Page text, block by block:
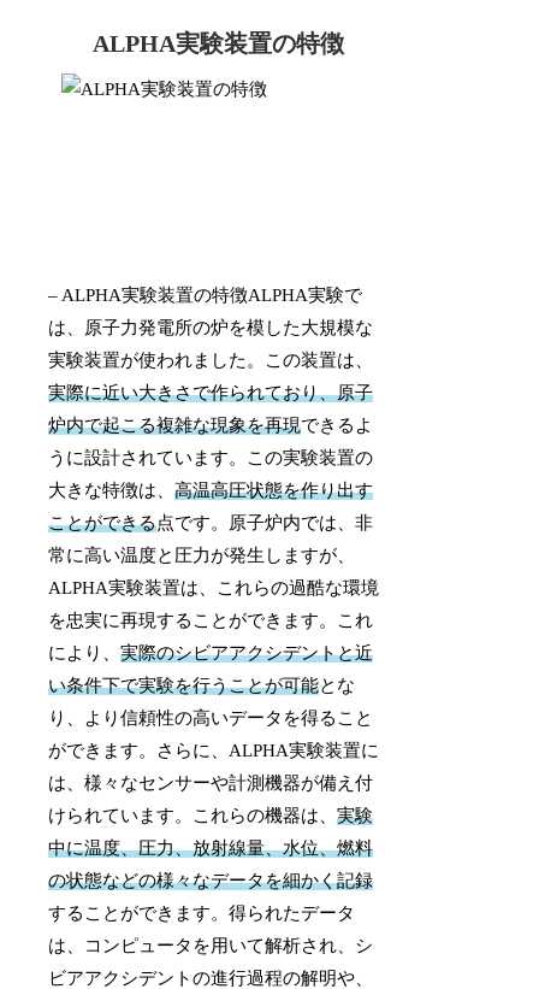
ALPHA実験装置の特徴
– ALPHA実験装置の特徴ALPHA実験で
は、原子力発電所の炉を模した大規模な
実験装置が使われました。この装置は、
実際に近い大きさで作られており、原子
炉内で起こる複雑な現象を再現できるよ
うに設計されています。この実験装置の
大きな特徴は、高温高圧状態を作り出す
ことができる点です。原子炉内では、非
常に高い温度と圧力が発生しますが、
ALPHA実験装置は、これらの過酷な環境
を忠実に再現することができます。これ
により、実際のシビアアクシデントと近
い条件下で実験を行うことが可能とな
り、より信頼性の高いデータを得ること
ができます。さらに、ALPHA実験装置に
は、様々なセンサーや計測機器が備え付
けられています。これらの機器は、実験
中に温度、圧力、放射線量、水位、燃料
の状態などの様々なデータを細かく記録
することができます。得られたデータ
は、コンピュータを用いて解析され、シ
ビアアクシデントの進行過程の解明や、